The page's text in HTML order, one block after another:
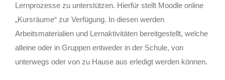
Lernprozesse zu unterstützen. Hierfür stellt Moodle online
„Kursräume“ zur Verfügung. In diesen werden
Arbeitsmaterialien und Lernaktivitäten bereitgestellt, welche
alleine oder in Gruppen entweder in der Schule, von
unterwegs oder von zu Hause aus erledigt werden können.